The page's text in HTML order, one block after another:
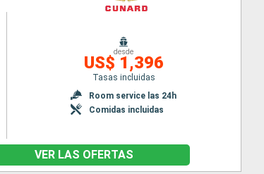
desde
US$ 1,396
Tasas incluidas
Room service las 24h
Comidas incluidas
VER LAS OFERTAS